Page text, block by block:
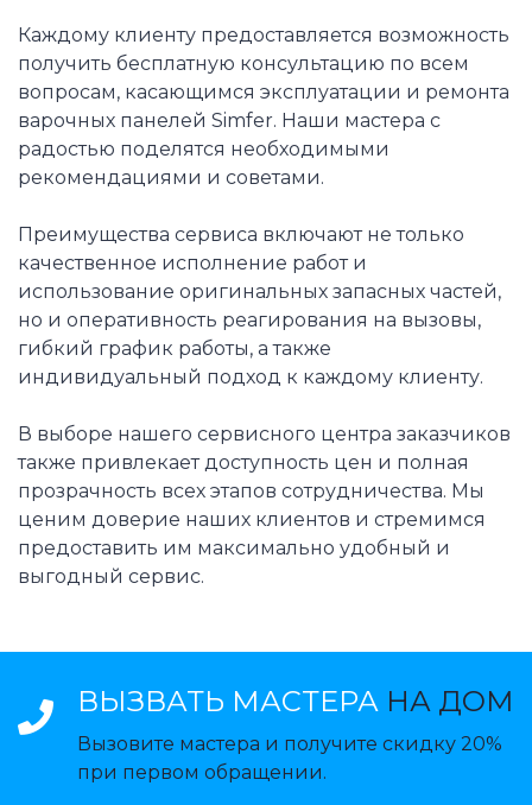
Каждому клиенту предоставляется возможность
получить бесплатную консультацию по всем
вопросам, касающимся эксплуатации и ремонта
варочных панелей Simfer. Наши мастера с
радостью поделятся необходимыми
рекомендациями и советами.
Преимущества сервиса включают не только
качественное исполнение работ и
использование оригинальных запасных частей,
но и оперативность реагирования на вызовы,
гибкий график работы, а также
индивидуальный подход к каждому клиенту.
В выборе нашего сервисного центра заказчиков
также привлекает доступность цен и полная
прозрачность всех этапов сотрудничества. Мы
ценим доверие наших клиентов и стремимся
предоставить им максимально удобный и
выгодный сервис.
ВЫЗВАТЬ МАСТЕРА НА ДОМ
Вызовите мастера и получите скидку 20%
при первом обращении.